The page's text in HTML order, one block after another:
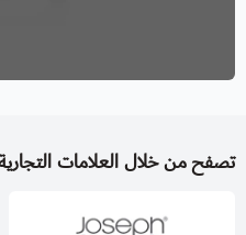
تصفح من خلال العلامات